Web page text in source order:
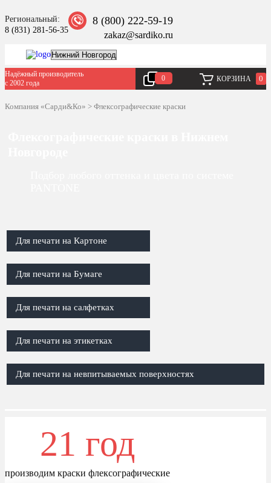
Региональный:
8 (831) 281-56-35
8 (800) 222-59-19
zakaz@sardiko.ru
Надёжный производитель
с 2002 года
0 КОРЗИНА 0
Компания «Сарди&Ко» > Флексографические краски
Для печати на Картоне
Для печати на Бумаге
Для печати на салфетках
Для печати на этикетках
Для печати на невпитываемых поверхностях
21 год
производим краски флексографические